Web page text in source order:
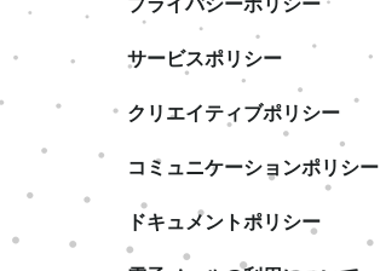
プライバシーポリシー
サービスポリシー
クリエイティブポリシー
コミュニケーションポリシー
ドキュメントポリシー